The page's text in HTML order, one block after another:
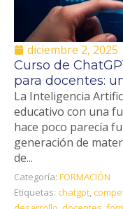
diciembre 2, 2025
Curso de
para docentes:
La Inteligencia
educativo con una
hace poco parecía
generación de
de...
Categoría: FORMACIÓN
Etiquetas: chatgpt,